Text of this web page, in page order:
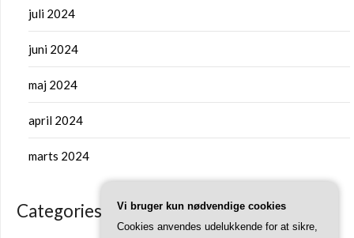
juli 2024
juni 2024
maj 2024
april 2024
marts 2024
Categories
Vi bruger kun nødvendige cookies
Cookies anvendes udelukkende for at sikre,